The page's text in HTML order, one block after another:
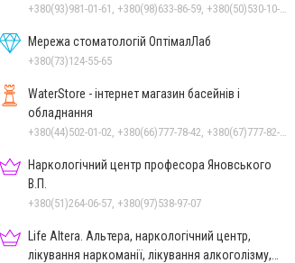
Мережа стоматологій ОптімалЛаб
+380(73)124-55-65
WaterStore - інтернет магазин басейнів і
обладнання
Наркологічний центр професора Яновського
В.П.
+380(51)264-06-57, +380(97)538-97-07
Life Altera. Альтера, наркологічний центр,
лікування наркоманії, лікування алкоголізму,